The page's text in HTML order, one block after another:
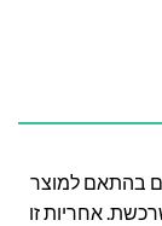
אחריות בין 12 – 36 חודשים בהתאם למוצר
אחריות זו